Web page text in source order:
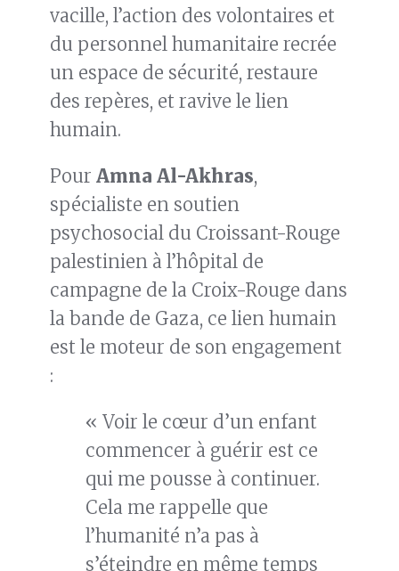
vacille, l’action des volontaires et
du personnel humanitaire recrée
un espace de sécurité, restaure
des repères, et ravive le lien
humain.
Pour Amna Al-Akhras,
spécialiste en soutien
psychosocial du Croissant-Rouge
palestinien à l’hôpital de
campagne de la Croix-Rouge dans
la bande de Gaza, ce lien humain
est le moteur de son engagement
:
« Voir le cœur d’un enfant
commencer à guérir est ce
qui me pousse à continuer.
Cela me rappelle que
l’humanité n’a pas à
s’éteindre en même temps